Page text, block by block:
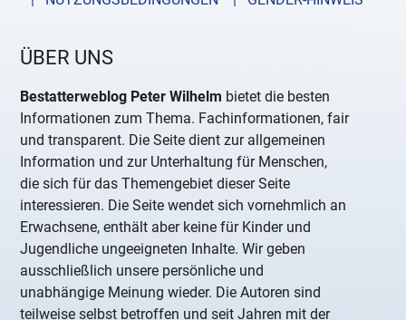
ÜBER UNS
Bestatterweblog Peter Wilhelm bietet die besten
Informationen zum Thema. Fachinformationen, fair
und transparent. Die Seite dient zur allgemeinen
Information und zur Unterhaltung für Menschen,
die sich für das Themengebiet dieser Seite
interessieren. Die Seite wendet sich vornehmlich an
Erwachsene, enthält aber keine für Kinder und
Jugendliche ungeeigneten Inhalte. Wir geben
ausschließlich unsere persönliche und
unabhängige Meinung wieder. Die Autoren sind
teilweise selbst betroffen und seit Jahren mit der